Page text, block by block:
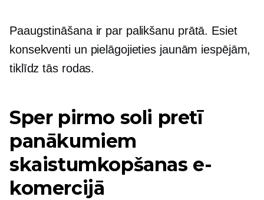
Paaugstināšana ir par palikšanu prātā. Esiet
konsekventi un pielāgojieties jaunām iespējām,
tiklīdz tās rodas.
Sper pirmo soli pretī
panākumiem
skaistumkopšanas e-
komercijā